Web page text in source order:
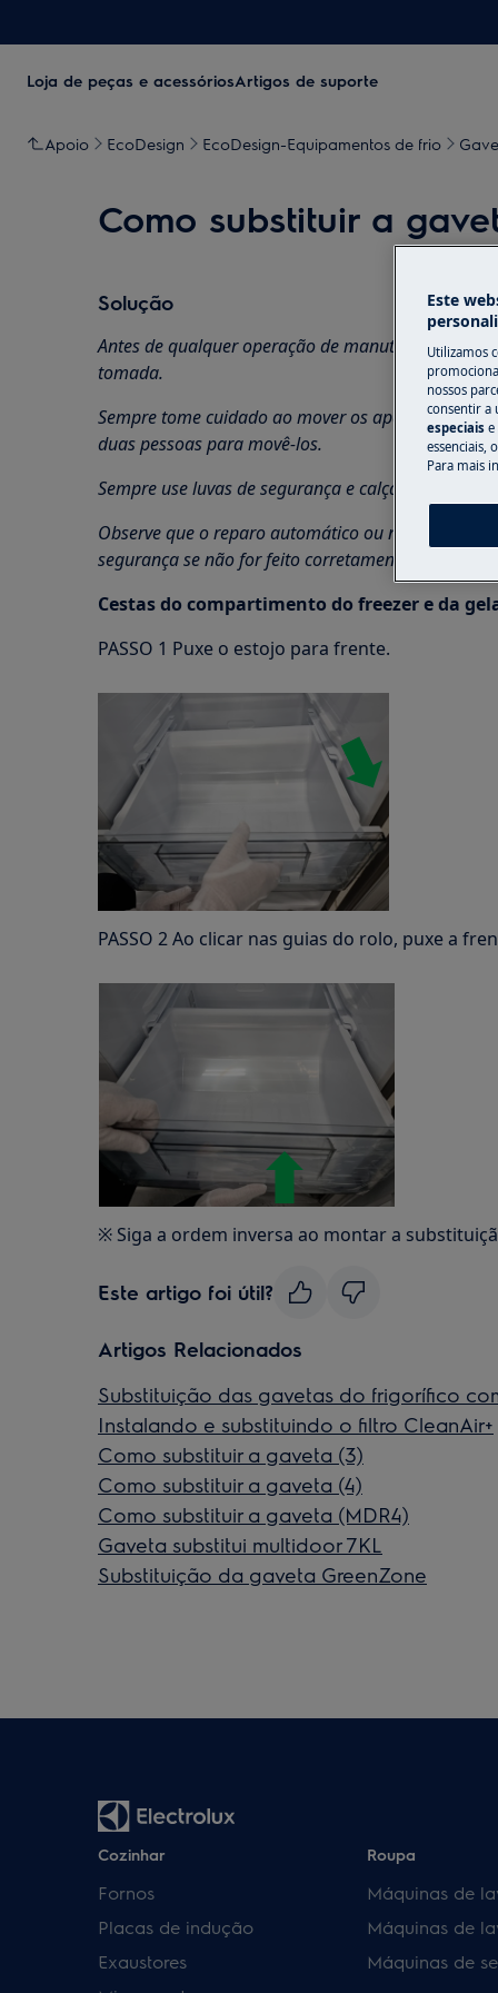
Loja de peças e acessóriosArtigos de suporte
Apoio EcoDesign EcoDesign-Equipamentos de frio
Como substituir a
Solução
Antes de qualquer operação de manutenção,
tomada.
Sempre tome cuidado ao mover os aparelhos,
duas pessoas para movê-los.
Sempre use luvas de segurança e calçados fechados.
Observe que o reparo automático ou não
segurança se não for feito corretamente
Cestas do compartimento do freezer e da
PASSO 1 Puxe o estojo para frente.
PASSO 2 Ao clicar nas guias do rolo, puxe a
※ Siga a ordem inversa ao montar a
Este artigo foi útil?
Artigos Relacionados
Substituição das gavetas do frigorífico
Instalando e substituindo o filtro CleanAir+
Como substituir a gaveta (3)
Como substituir a gaveta (4)
Como substituir a gaveta (MDR4)
Gaveta substitui multidoor 7KL
Substituição da gaveta GreenZone
Cozinhar
Fornos
Placas de indução
Exaustores
Roupa
Máquinas de
Máquinas de
Máquinas de
Este
Utilizamos
nossos
consentir a
especiais e
essenciais,
Para mais